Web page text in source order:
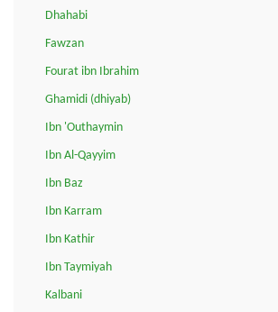
Dhahabi
Fawzan
Fourat ibn Ibrahim
Ghamidi (dhiyab)
Ibn 'Outhaymin
Ibn Al-Qayyim
Ibn Baz
Ibn Karram
Ibn Kathir
Ibn Taymiyah
Kalbani